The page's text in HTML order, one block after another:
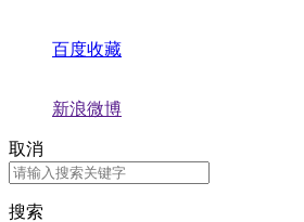
百度收藏
新浪微博
取消
搜索